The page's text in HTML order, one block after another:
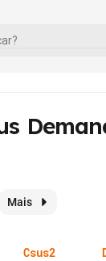
Mais
Csus2